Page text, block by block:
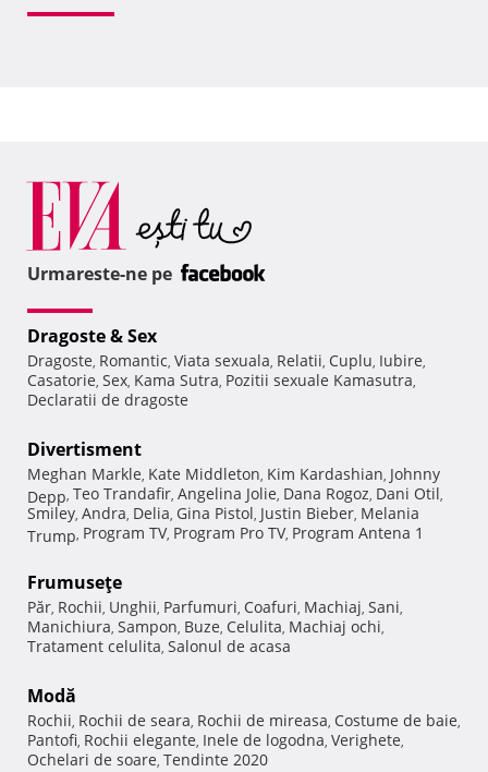
Urmareste-ne pe
Dragoste & Sex
Dragoste, Romantic, Viata sexuala, Relatii, Cuplu, Iubire,
Casatorie, Sex, Kama Sutra, Pozitii sexuale Kamasutra,
Declaratii de dragoste
Divertisment
Meghan Markle, Kate Middleton, Kim Kardashian, Johnny
Depp, Teo Trandafir, Angelina Jolie, Dana Rogoz, Dani Otil,
Smiley, Andra, Delia, Gina Pistol, Justin Bieber, Melania
Trump, Program TV, Program Pro TV, Program Antena 1
Frumuseţe
Păr, Rochii, Unghii, Parfumuri, Coafuri, Machiaj, Sani,
Manichiura, Sampon, Buze, Celulita, Machiaj ochi,
Tratament celulita, Salonul de acasa
Modă
Rochii, Rochii de seara, Rochii de mireasa, Costume de baie,
Pantofi, Rochii elegante, Inele de logodna, Verighete,
Ochelari de soare, Tendinte 2020